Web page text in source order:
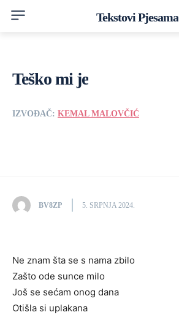
Tekstovi Pjesama
Teško mi je
IZVOĐAČ: KEMAL MALOVČIĆ
BV8ZP 5. SRPNJA 2024.
Ne znam šta se s nama zbilo
Zašto ode sunce milo
Još se sećam onog dana
Otišla si uplakana